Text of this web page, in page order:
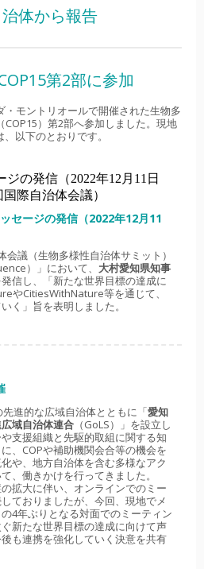
体から報告
第2部に参加
・モントリオールで開催された生物多
）第2部へ参加しました。現地
以下のとおりです。
セージの発信（2022年12月11
議（生物多様性自治体サミット）
）」において、 大村愛知県知事
信し、「新たな世界目標の達成に
やCitiesWithNature等を通じて、
く」旨を表明しました。
進的な広域自治体とともに「愛知
域自治体連合 （GoLS）」を設立し
支援組織と先駆的取組に関する知
、COPや補助機関会合等の機会を
や、地方自治体を含む多様なアク
、働きかけを行ってきました。
拡大に伴い、オンラインでのミー
ておりましたが、今回、現地でメ
4年ぶりとなる対面でのミーティン
新たな世界目標の達成に向けて声
も連携を強化していく決意を共有